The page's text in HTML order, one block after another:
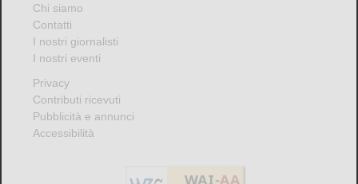
Chi siamo
Contatti
I nostri giornalisti
I nostri eventi
Privacy
Contributi ricevuti
Pubblicità e annunci
Accessibilità